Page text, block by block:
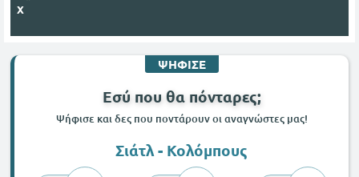
Χ
ΨΗΦΙΣΕ
Εσύ που θα πόνταρες;
Ψήφισε και δες που ποντάρουν οι αναγνώστες μας!
Σιάτλ - Κολόμπους